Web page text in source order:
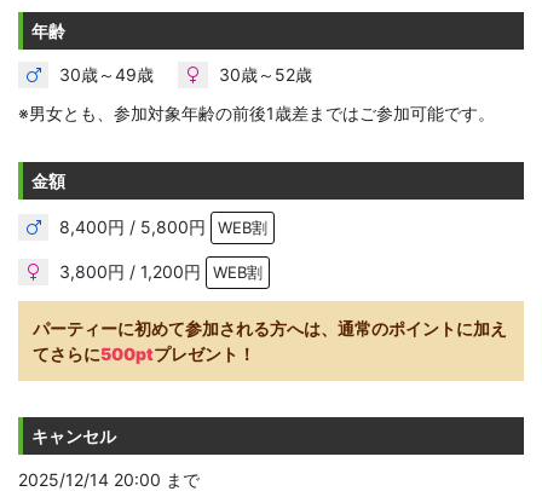
年齢
30歳～49歳
30歳～52歳
※男女とも、参加対象年齢の前後1歳差まではご参加可能です。
金額
8,400円 / 5,800円 WEB割
3,800円 / 1,200円 WEB割
パーティーに初めて参加される方へは、通常のポイントに加え
てさらに500ptプレゼント！
キャンセル
2025/12/14 20:00 まで